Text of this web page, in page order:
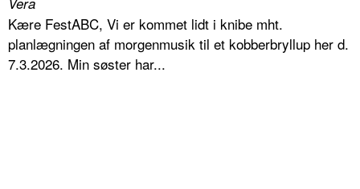
Kære FestABC, Vi er kommet lidt i knibe mht.
planlægningen af morgenmusik til et kobberbryllup her d.
7.3.2026. Min søster har...